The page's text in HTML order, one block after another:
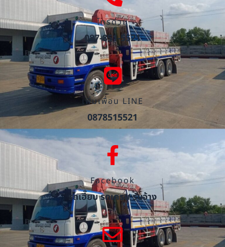
โทรด่วน
087-851-5521
เพิ่มเพื่อน LINE
0878515521
Facebook
รถเฮี๊ยบ รถเครน รับจ้าง